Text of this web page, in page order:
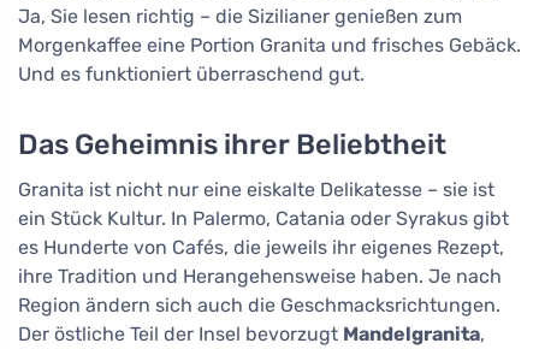
Ja, Sie lesen richtig – die Sizilianer genießen zum
Morgenkaffee eine Portion Granita und frisches Gebäck.
Und es funktioniert überraschend gut.
Das Geheimnis ihrer Beliebtheit
Granita ist nicht nur eine eiskalte Delikatesse – sie ist
ein Stück Kultur. In Palermo, Catania oder Syrakus gibt
es Hunderte von Cafés, die jeweils ihr eigenes Rezept,
ihre Tradition und Herangehensweise haben. Je nach
Region ändern sich auch die Geschmacksrichtungen.
Der östliche Teil der Insel bevorzugt Mandelgranita,